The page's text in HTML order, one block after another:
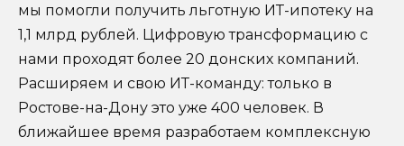
мы помогли получить льготную ИТ-ипотеку на
1,1 млрд рублей. Цифровую трансформацию с
нами проходят более 20 донских компаний.
Расширяем и свою ИТ-команду: только в
Ростове-на-Дону это уже 400 человек. В
ближайшее время разработаем комплексную